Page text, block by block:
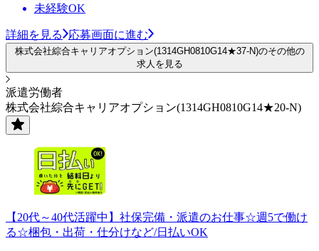
未経験OK
詳細を見る 応募画面に進む
株式会社綜合キャリアオプション(1314GH0810G14★37-N)のその他の
求人を見る
派遣労働者
株式会社綜合キャリアオプション(1314GH0810G14★20-N)
【20代～40代活躍中】社保完備・派遣のお仕事☆週5で働け
る☆梱包・出荷・仕分けなど/日払いOK